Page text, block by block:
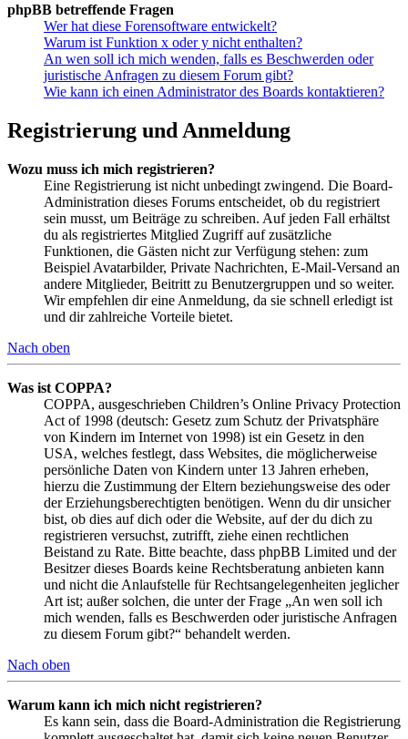
phpBB betreffende Fragen
Wer hat diese Forensoftware entwickelt?
Warum ist Funktion x oder y nicht enthalten?
An wen soll ich mich wenden, falls es Beschwerden oder
juristische Anfragen zu diesem Forum gibt?
Wie kann ich einen Administrator des Boards kontaktieren?
Registrierung und Anmeldung
Wozu muss ich mich registrieren?
Eine Registrierung ist nicht unbedingt zwingend. Die Board-
Administration dieses Forums entscheidet, ob du registriert
sein musst, um Beiträge zu schreiben. Auf jeden Fall erhältst
du als registriertes Mitglied Zugriff auf zusätzliche
Funktionen, die Gästen nicht zur Verfügung stehen: zum
Beispiel Avatarbilder, Private Nachrichten, E-Mail-Versand an
andere Mitglieder, Beitritt zu Benutzergruppen und so weiter.
Wir empfehlen dir eine Anmeldung, da sie schnell erledigt ist
und dir zahlreiche Vorteile bietet.
Nach oben
Was ist COPPA?
COPPA, ausgeschrieben Children’s Online Privacy Protection
Act of 1998 (deutsch: Gesetz zum Schutz der Privatsphäre
von Kindern im Internet von 1998) ist ein Gesetz in den
USA, welches festlegt, dass Websites, die möglicherweise
persönliche Daten von Kindern unter 13 Jahren erheben,
hierzu die Zustimmung der Eltern beziehungsweise des oder
der Erziehungsberechtigten benötigen. Wenn du dir unsicher
bist, ob dies auf dich oder die Website, auf der du dich zu
registrieren versuchst, zutrifft, ziehe einen rechtlichen
Beistand zu Rate. Bitte beachte, dass phpBB Limited und der
Besitzer dieses Boards keine Rechtsberatung anbieten kann
und nicht die Anlaufstelle für Rechtsangelegenheiten jeglicher
Art ist; außer solchen, die unter der Frage „An wen soll ich
mich wenden, falls es Beschwerden oder juristische Anfragen
zu diesem Forum gibt?“ behandelt werden.
Nach oben
Warum kann ich mich nicht registrieren?
Es kann sein, dass die Board-Administration die Registrierung